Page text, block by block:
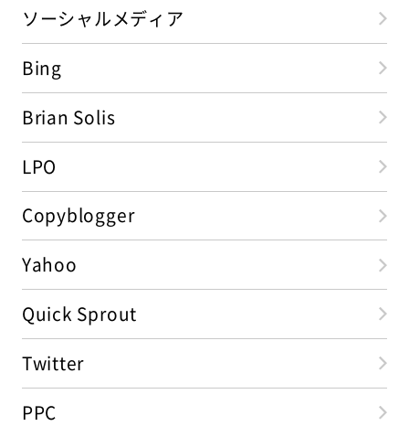
ソーシャルメディア
Bing
Brian Solis
LPO
Copyblogger
Yahoo
Quick Sprout
Twitter
PPC